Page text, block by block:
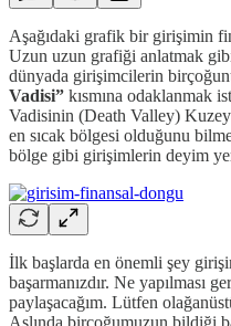
Aşağıdaki grafik bir girişimin
Uzun uzun grafiği anlatmak
dünyada girişimcilerin
Vadisi” kısmına odaklanmak
Vadisinin (Death Valley)
en sıcak bölgesi olduğunu
bölge gibi girişimlerin deyim
İlk başlarda en önemli şey
başarmanızdır. Ne
paylaşacağım. Lütfen
Aslında birçoğumuzun bildiği